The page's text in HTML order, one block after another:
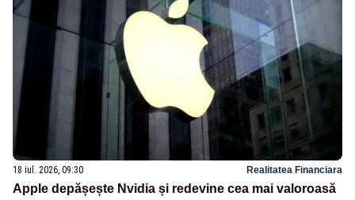
18 iul. 2026, 09:30 Realitatea Financiara
Apple depășește Nvidia și redevine cea mai valoroasă